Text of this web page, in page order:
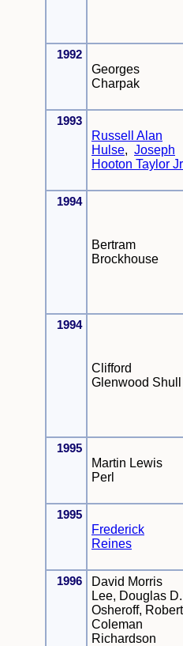
1992
Georges
Charpak
1993
Russell Alan
Hulse, Joseph
Hooton Taylor
1994
Bertram
Brockhouse
1994
Clifford
Glenwood Shull
1995
Martin Lewis
Perl
1995
Frederick
Reines
1996
David Morris
Lee, Douglas D.
Osheroff, Robert
Coleman
Richardson